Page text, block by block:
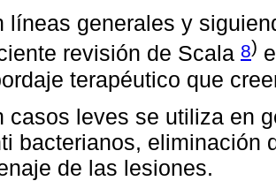
líneas generales y
revisión de Scala 8)
terapéutico que
casos leves se utiliza en
bacterianos, eliminación
de las lesiones.